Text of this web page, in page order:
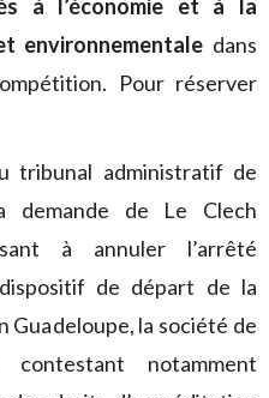
à l’économie et à la
environnementale dans
Pour réserver
tribunal administratif de
demande de Le Clech
à annuler l’arrêté
de départ de la
Guadeloupe, la société de
notamment